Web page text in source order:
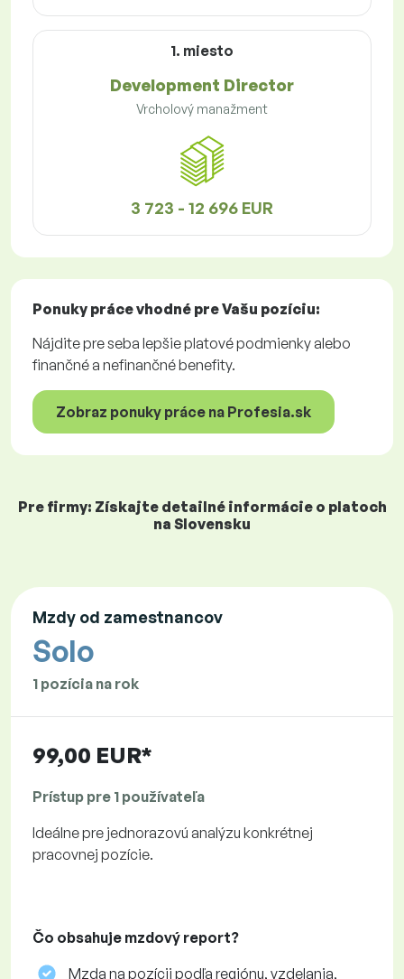
1. miesto
Development Director
Vrcholový manažment
3 723 - 12 696 EUR
Ponuky prácevhodné pre Vašu pozíciu:
Nájdite pre seba lepšie platové podmienky alebo
finančné a nefinančné benefity.
Zobraz ponuky práce na Profesia.sk
Pre firmy: Získajte detailné informácie o platoch
na Slovensku
Mzdy od zamestnancov
Solo
1 pozícia na rok
99,00 EUR*
Prístup pre 1 používateľa
Ideálne pre jednorazovú analýzu konkrétnej
pracovnej pozície.
Čo obsahuje mzdový report?
Mzda na pozícii podľa regiónu, vzdelania,